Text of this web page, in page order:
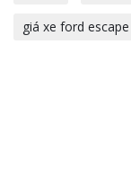
giá xe ford escape